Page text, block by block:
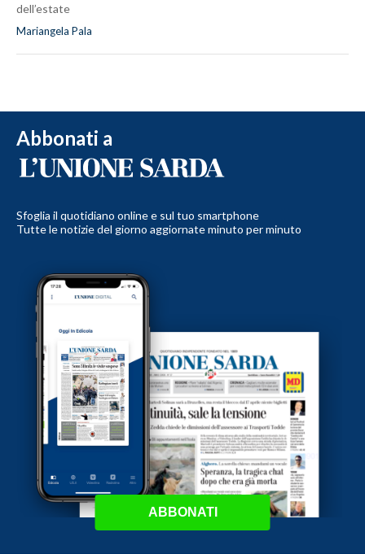
dell’estate
Mariangela Pala
Abbonati a
Sfoglia il quotidiano online e sul tuo smartphone
Tutte le notizie del giorno aggiornate minuto per minuto
ABBONATI